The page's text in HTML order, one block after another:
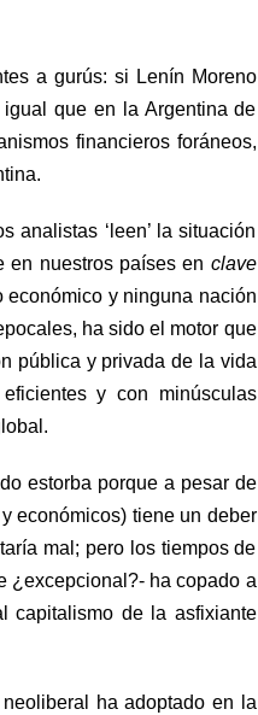
a gurús: si Lenín Moreno
que en la Argentina de
financieros foráneos,
‘leen’ la situación
en nuestros países en clave
y ninguna nación
ha sido el motor que
pública y privada de la vida
y con minúsculas
estorba porque a pesar de
económicos) tiene un deber
mal; pero los tiempos de
¿excepcional?- ha copado a
capitalismo de la asfixiante
ha adoptado en la